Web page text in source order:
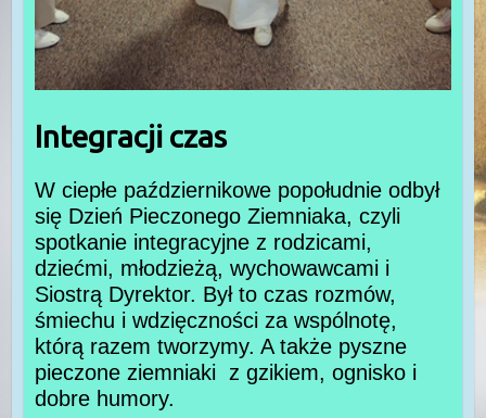
Integracji czas
W ciepłe październikowe popołudnie odbył
się Dzień Pieczonego Ziemniaka, czyli
spotkanie integracyjne z rodzicami,
dziećmi, młodzieżą, wychowawcami i
Siostrą Dyrektor. Był to czas rozmów,
śmiechu i wdzięczności za wspólnotę,
którą razem tworzymy. A także pyszne
pieczone ziemniaki z gzikiem, ognisko i
dobre humory.